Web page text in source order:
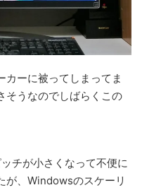
カーに被ってしまってま
そうなのでしばらくこの
チが小さくなって不便に
が、Windowsのスケーリ